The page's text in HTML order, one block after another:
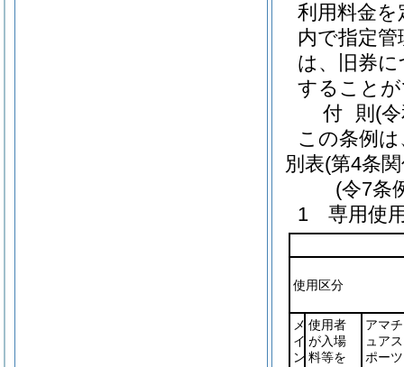
利用料金
内で指定
は、旧券
すること
付 則 (
この条例
別表(第4条
(令7条
1 専用使
使用区分
メ
イ
ン
使用者
が入場
料等を
アマチ
ュアス
ポーツ